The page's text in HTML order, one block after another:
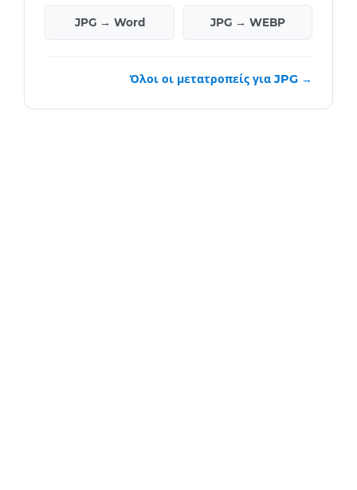
JPG → Word JPG → WEBP
Όλοι οι μετατροπείς για JPG →